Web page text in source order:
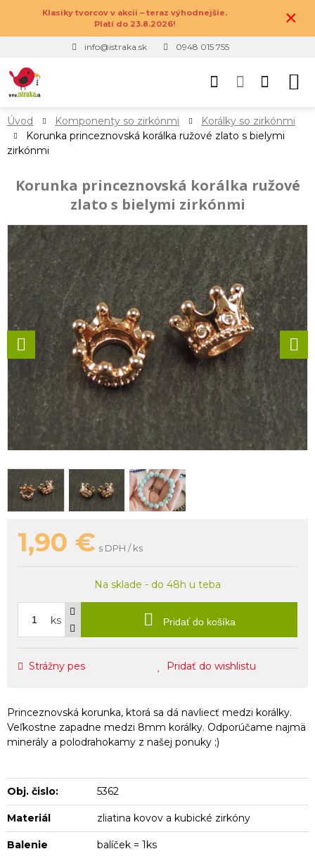
Klasiky tvorcov v akcii – teraz výhodnejšie.
Platí do 23.8.2026!
×
info@istraka.sk 0948 015 755
Úvod Komponenty so zirkónmi
Korálky so zirkónmi
Korunka princeznovská korálka ružové zlato s bielymi
zirkónmi
Korunka princeznovská korálka ružové
zlato s bielymi zirkónmi
1,90 € s DPH / ks
Na sklade - do 48h u teba
ks Pridať do košíka
Strážny pes Pridať do wishlistu
Princeznovská korunka, ktorá sa dá navliecť medzi korálky.
Veľkostne zapadne medzi 8mm korálky. Odporúčame najmä
minerály a polodrahokamy z našej ponuky ;)
Obj. čislo: 5362
Materiál zliatina kovov a kubické zirkóny
Balenie balíček = 1ks